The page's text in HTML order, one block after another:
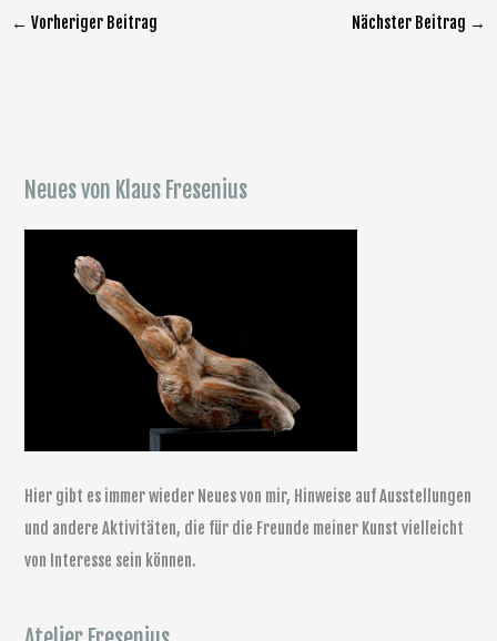
← Vorheriger Beitrag Nächster Beitrag →
Neues von Klaus Fresenius
Hier gibt es immer wieder Neues von mir, Hinweise auf Ausstellungen
und andere Aktivitäten, die für die Freunde meiner Kunst vielleicht
von Interesse sein können.